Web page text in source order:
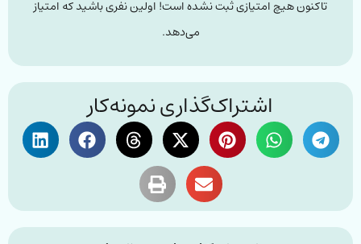
تاکنون هیچ امتیازی ثبت نشده است! اولین نفری باشید که امتیاز
می‌دهد.
اشتراک‌گذاری نمونه‌کار